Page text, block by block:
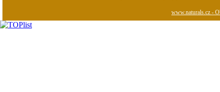
www.naturals.cz -